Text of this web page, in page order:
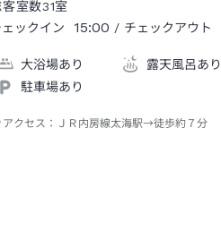
客室数31室
ェックイン
15:00 / チェックアウト
大浴場あり 露天風呂あり
駐車場あり
アクセス： ＪＲ内房線太海駅→徒歩約７分